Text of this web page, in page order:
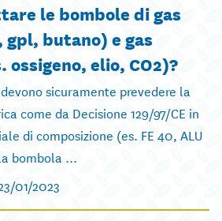
le bombole di gas
gpl, butano) e gas
elio, CO2)?
sicuramente prevedere la
come da Decisione 129/97/CE in
di composizione (es. FE 40, ALU
bombola ...
01/2023